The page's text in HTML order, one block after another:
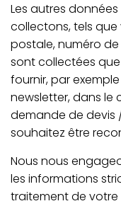
Les autres
collectons, tels
postale, numéro
sont collectées
fournir, par
newsletter, dans le
demande de devis
souhaitez être
Nous nous
les informations
traitement de